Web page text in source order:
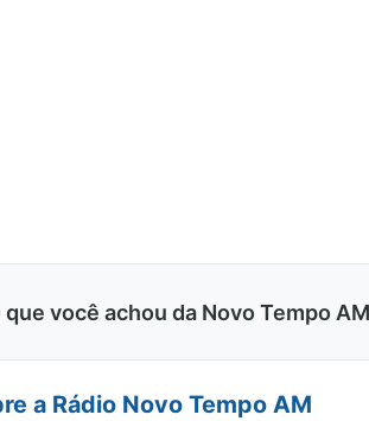
que você achou da Novo Tempo
a Rádio Novo Tempo AM